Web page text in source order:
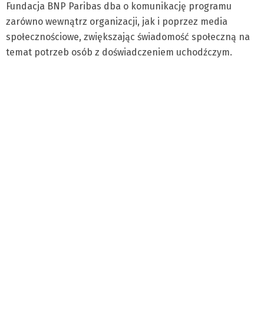
Fundacja BNP Paribas dba o komunikację programu
zarówno wewnątrz organizacji, jak i poprzez media
społecznościowe, zwiększając świadomość społeczną na
temat potrzeb osób z doświadczeniem uchodźczym.